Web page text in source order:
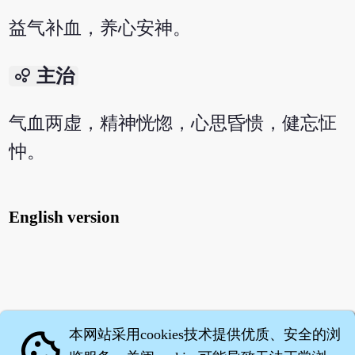
益气补血，养心安神。
bubble_chart 主治
气血两虚，精神恍惚，心思昏愦，健忘怔
忡。
English version
本网站采用cookies技术提供优质、安全的浏